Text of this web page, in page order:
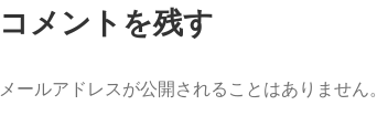
コメントを残す
メールアドレスが公開されることはありません。